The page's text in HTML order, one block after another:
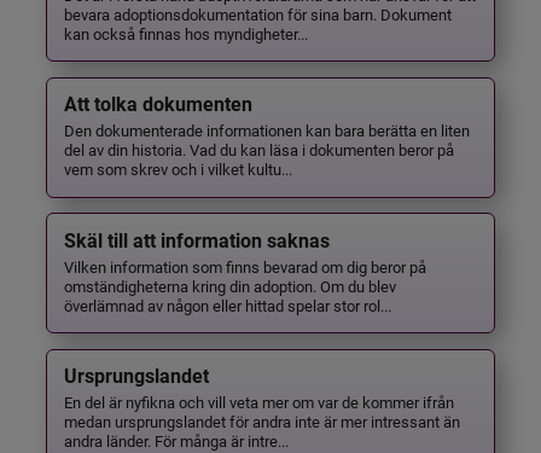
bevara adoptionsdokumentation för sina barn. Dokument
kan också finnas hos myndigheter...
Att tolka dokumenten
Den dokumenterade informationen kan bara berätta en liten
del av din historia. Vad du kan läsa i dokumenten beror på
vem som skrev och i vilket kultu...
Skäl till att information saknas
Vilken information som finns bevarad om dig beror på
omständigheterna kring din adoption. Om du blev
överlämnad av någon eller hittad spelar stor rol...
Ursprungslandet
En del är nyfikna och vill veta mer om var de kommer ifrån
medan ursprungslandet för andra inte är mer intressant än
andra länder. För många är intre...